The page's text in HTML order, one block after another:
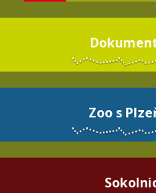
Zoo s